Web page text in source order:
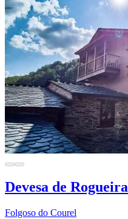
Devesa de Rogueira
Folgoso do Courel